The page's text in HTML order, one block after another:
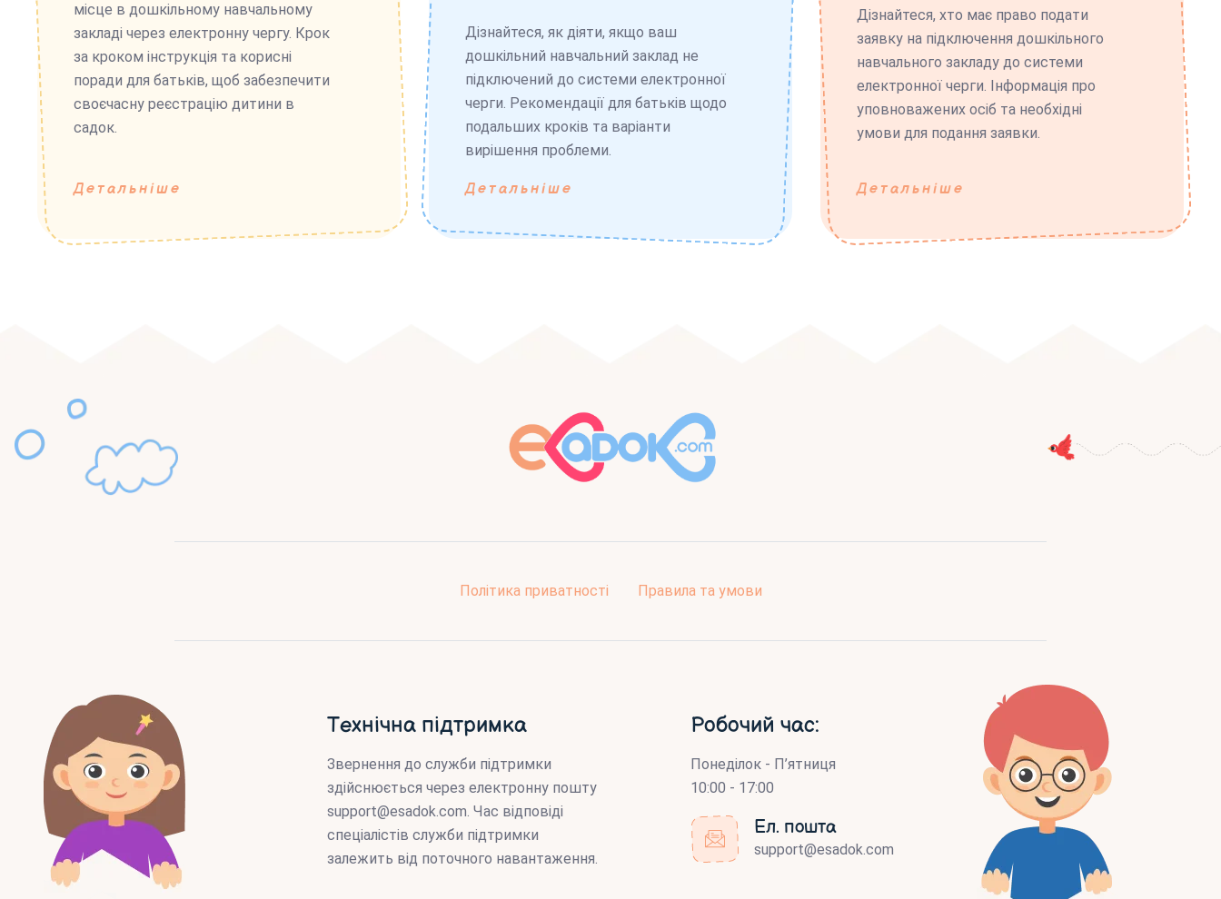
місце в дошкільному навчальному
закладі через електронну чергу. Крок
за кроком інструкція та корисні
поради для батьків, щоб забезпечити
своєчасну реєстрацію дитини в
садок.
Детальніше
Дізнайтеся, як діяти, якщо ваш
дошкільний навчальний заклад не
підключений до системи електронної
черги. Рекомендації для батьків щодо
подальших кроків та варіанти
вирішення проблеми.
Детальніше
Дізнайтеся, хто має право подати
заявку на підключення дошкільного
навчального закладу до системи
електронної черги. Інформація про
уповноважених осіб та необхідні
умови для подання заявки.
Детальніше
Політика приватності Правила та умови
Технічна підтримка
Звернення до служби підтримки
здійснюється через електронну пошту
support@esadok.com. Час відповіді
спеціалістів служби підтримки
залежить від поточного навантаження.
Робочий час:
Понеділок - П’ятниця
10:00 - 17:00
Ел. пошта
support@esadok.com